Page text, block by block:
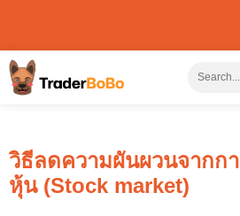
วิธีลดความผันผวนจากก
หุ้น (Stock market)